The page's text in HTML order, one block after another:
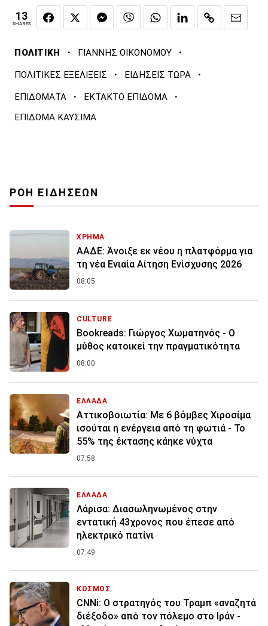
13
SHARES
ΠΟΛΙΤΙΚΗ · ΓΙΑΝΝΗΣ ΟΙΚΟΝΟΜΟΥ ·
ΠΟΛΙΤΙΚΕΣ ΕΞΕΛΙΞΕΙΣ · ΕΙΔΗΣΕΙΣ ΤΩΡΑ ·
ΕΠΙΔΟΜΑΤΑ · ΕΚΤΑΚΤΟ ΕΠΙΔΟΜΑ ·
ΕΠΙΔΟΜΑ ΚΑΥΣΙΜΑ
ΡΟΗ ΕΙΔΗΣΕΩΝ
ΧΡΗΜΑ
ΑΑΔΕ: Άνοιξε εκ νέου η πλατφόρμα για
τη νέα Ενιαία Αίτηση Ενίσχυσης 2026
08:05
CULTURE
Bookreads: Γιώργος Χωματηνός - Ο
μύθος κατοικεί την πραγματικότητα
08:00
ΕΛΛΑΔΑ
Αττικοβοιωτία: Με 6 βόμβες Χιροσίμα
ισούται η ενέργεια από τη φωτιά - Το
55% της έκτασης κάηκε νύχτα
07:58
ΕΛΛΑΔΑ
Λάρισα: Διασωληνωμένος στην
εντατική 43χρονος που έπεσε από
ηλεκτρικό πατίνι
07:49
ΚΟΣΜΟΣ
CNNi: Ο στρατηγός του Τραμπ «αναζητά
διέξοδο» από τον πόλεμο στο Ιράν -